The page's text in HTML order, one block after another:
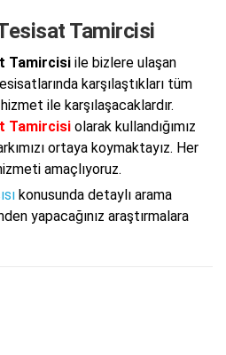
Tamircisi
Tamircisi ile bizlere ulaşan
karşılaştıkları tüm
ile karşılaşacaklardır.
Tamircisi olarak kullandığımız
ortaya koymaktayız. Her
amaçlıyoruz.
konusunda detaylı arama
yapacağınız araştırmalara